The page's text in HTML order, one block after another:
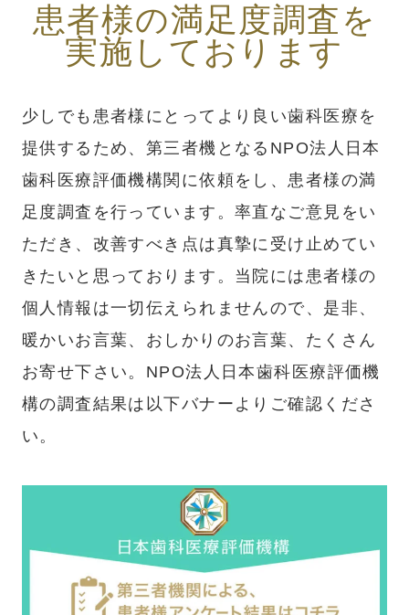
患者様の満足度調査を
実施しております
少しでも患者様にとってより良い歯科医療を
提供するため、第三者機となるNPO法人日本
歯科医療評価機構関に依頼をし、患者様の満
足度調査を行っています。率直なご意見をい
ただき、改善すべき点は真摯に受け止めてい
きたいと思っております。当院には患者様の
個人情報は一切伝えられませんので、是非、
暖かいお言葉、おしかりのお言葉、たくさん
お寄せ下さい。NPO法人日本歯科医療評価機
構の調査結果は以下バナーよりご確認くださ
い。